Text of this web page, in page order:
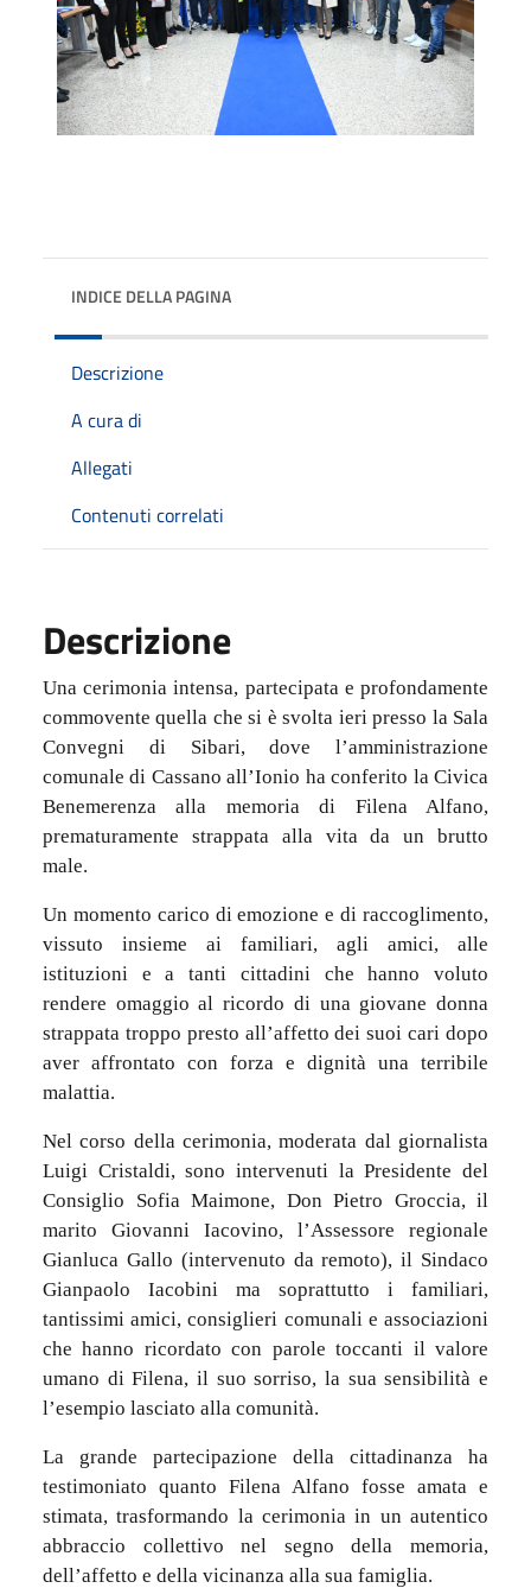
INDICE DELLA PAGINA
Descrizione
A cura di
Allegati
Contenuti correlati
Descrizione
Una cerimonia intensa, partecipata e profondamente
commovente quella che si è svolta ieri presso la Sala
Convegni di Sibari, dove l’amministrazione
comunale di Cassano all’Ionio ha conferito la Civica
Benemerenza alla memoria di Filena Alfano,
prematuramente strappata alla vita da un brutto
male.
Un momento carico di emozione e di raccoglimento,
vissuto insieme ai familiari, agli amici, alle
istituzioni e a tanti cittadini che hanno voluto
rendere omaggio al ricordo di una giovane donna
strappata troppo presto all’affetto dei suoi cari dopo
aver affrontato con forza e dignità una terribile
malattia.
Nel corso della cerimonia, moderata dal giornalista
Luigi Cristaldi, sono intervenuti la Presidente del
Consiglio Sofia Maimone, Don Pietro Groccia, il
marito Giovanni Iacovino, l’Assessore regionale
Gianluca Gallo (intervenuto da remoto), il Sindaco
Gianpaolo Iacobini ma soprattutto i familiari,
tantissimi amici, consiglieri comunali e associazioni
che hanno ricordato con parole toccanti il valore
umano di Filena, il suo sorriso, la sua sensibilità e
l’esempio lasciato alla comunità.
La grande partecipazione della cittadinanza ha
testimoniato quanto Filena Alfano fosse amata e
stimata, trasformando la cerimonia in un autentico
abbraccio collettivo nel segno della memoria,
dell’affetto e della vicinanza alla sua famiglia.